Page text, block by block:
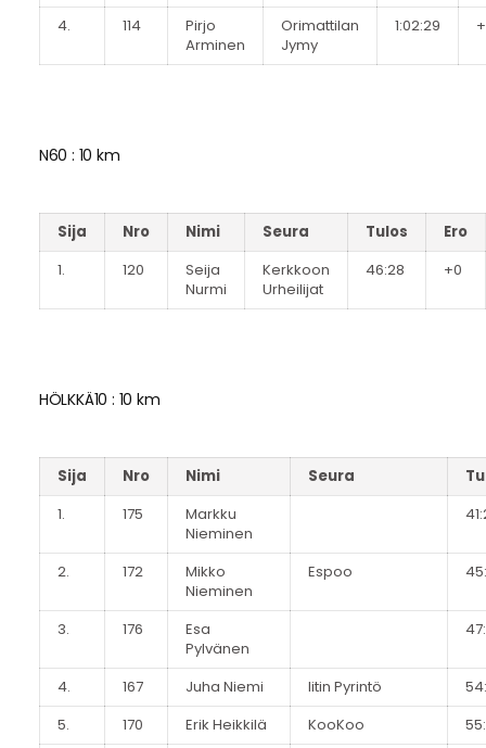
4. 114
Pirjo
Arminen
Orimattilan
Jymy
1:02:29
N60 : 10 km
Sija Nro Nimi Seura Tulos
Ero
1.
120
Seija
Nurmi
Kerkkoon
Urheilijat
46:28 +0
HÖLKKÄ10 : 10 km
Sija Nro Nimi Seura
1.
175
Markku
Nieminen
2. 172
Mikko
Nieminen
Espoo
3. 176
Esa
Pylvänen
4. 167 Juha Niemi Iitin Pyrintö
5.
170 Erik Heikkilä KooKoo